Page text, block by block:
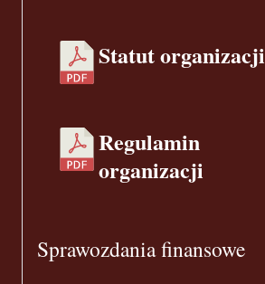
Statut organizacji
Regulamin
organizacji
Sprawozdania finansowe